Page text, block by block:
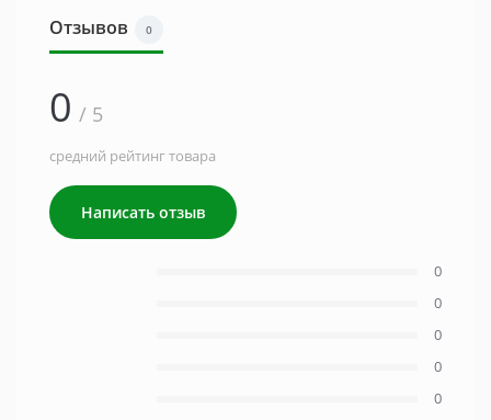
Отзывов 0
0 / 5
средний рейтинг товара
Написать отзыв
0
0
0
0
0